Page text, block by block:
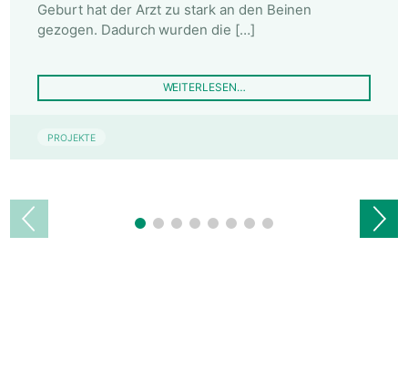
Geburt hat der Arzt zu stark an den Beinen
gezogen. Dadurch wurden die […]
WEITERLESEN…
PROJEKTE